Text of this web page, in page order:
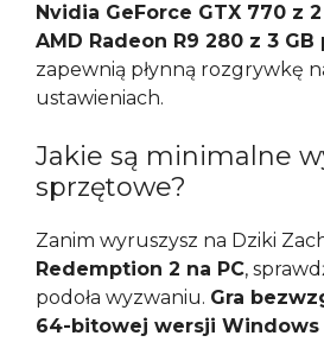
Nvidia GeForce GTX 770 z 2
AMD Radeon R9 280 z 3 GB
zapewnią płynną rozgrywkę
ustawieniach.
Jakie są minimalne
sprzętowe?
Zanim wyruszysz na Dziki
Redemption 2 na PC,
podoła wyzwaniu. Gra
64-bitowej wersji Windows